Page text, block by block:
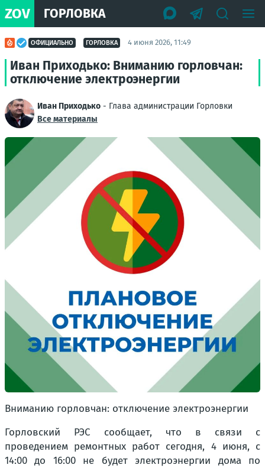
ZOV ГОРЛОВКА
ОФИЦИАЛЬНО ГОРЛОВКА 4 июня 2026, 11:49
Иван Приходько: Вниманию горловчан:
отключение электроэнергии
Иван Приходько - Глава администрации Горловки
Все материалы
Вниманию горловчан: отключение электроэнергии
Горловский РЭС сообщает, что в связи с
проведением ремонтных работ сегодня, 4 июня, с
14:00 до 16:00 не будет электроэнергии дома по